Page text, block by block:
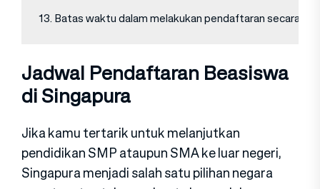
13. Batas waktu dalam melakukan pendaftaran secara
Jadwal Pendaftaran Beasiswa
di Singapura
Jika kamu tertarik untuk melanjutkan
pendidikan SMP ataupun SMA ke luar negeri,
Singapura menjadi salah satu pilihan negara